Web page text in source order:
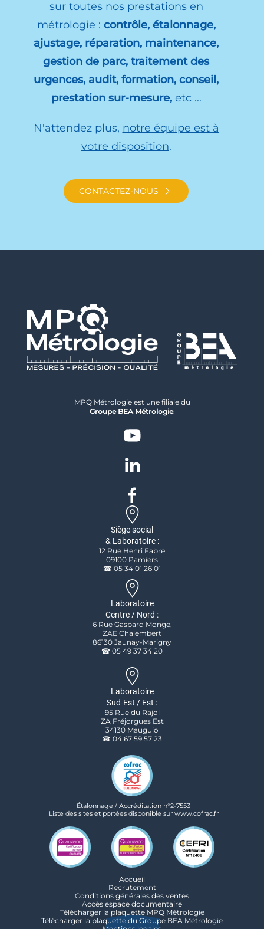
sur toutes nos prestations en
métrologie : contrôle, étalonnage,
ajustage, réparation, maintenance,
gestion de parc, traitement des
urgences, audit, formation, conseil,
prestation sur-mesure,etc ...
N'attendez plus, notre équipe est à
votre disposition.
CONTACTEZ-NOUS
MPQ Métrologie est une filiale du
Groupe BEA Métrologie.
Siège social
& Laboratoire :
12 Rue Henri Fabre
09100 Pamiers
☎ 05 34 01 26 01
Laboratoire
Centre / Nord :
6 Rue Gaspard Monge,
ZAE Chalembert
86130 Jaunay-Marigny
☎ 05 49 37 34 20
Laboratoire
Sud-Est / Est :
95 Rue du Rajol
ZA Fréjorgues Est
34130 Mauguio
☎ 04 67 59 57 23
Étalonnage / Accréditation n°2-7553
Liste des sites et portées disponible sur www.cofrac.fr
Accueil
Recrutement
Conditions générales des ventes
Accès espace documentaire
Télécharger la plaquette MPQ Métrologie
Télécharger la plaquette du Groupe BEA Métrologie